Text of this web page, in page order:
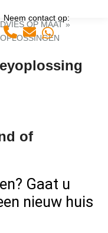
Neem contact op:
Whatsapp
OP MAAT»
of
Gaat u
nieuw huis